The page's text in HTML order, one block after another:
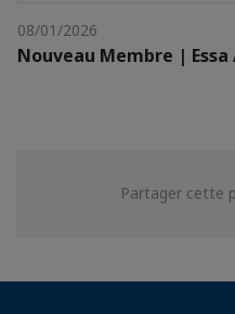
08/01/2026
Nouveau Membre |
Partager cette